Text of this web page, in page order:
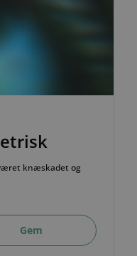
knæskadet og
Gem